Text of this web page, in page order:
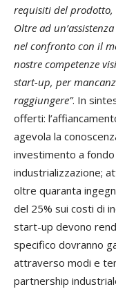
requisiti del prodotto,
Oltre ad
nel confronto con il
nostre competenze
start-up, per
raggiungere”. In
offerti:
agevola la
investimento a
industrializzazione;
oltre quaranta
del 25% sui costi di
start-up devono
specifico dovranno
attraverso modi e
partnership